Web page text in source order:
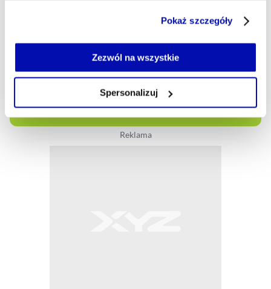
Jeżeli nie wyrażasz zgody na zapisywanie plików cookie,
możesz łatwo zarządzać swoimi uprawnieniami, np. we
własnej przeglądarce internetowej lub po wybraniu opcji
naszejPolityce Prywatności.
Pokaż szczegóły
Zezwól na wszystkie
Spersonalizuj